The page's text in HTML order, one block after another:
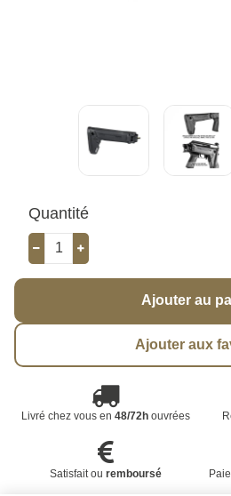
Quantité
Ajouter au
Ajouter aux
Livré chez vous en 48/72houvrées
Satisfait ou remboursé